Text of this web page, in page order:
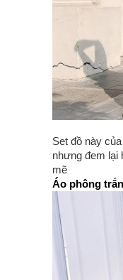
Set đồ này
nhưng đem lại
mẽ
Áo phông